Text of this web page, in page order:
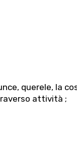
querele, la
attività ;